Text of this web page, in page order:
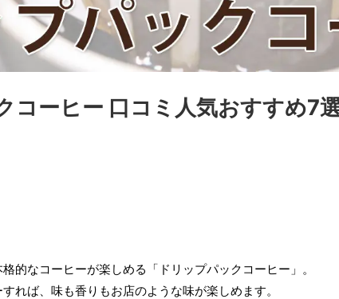
コーヒー 口コミ人気おすすめ7
的なコーヒーが楽しめる「ドリップパックコーヒー」。
れば、味も香りもお店のような味が楽しめます。